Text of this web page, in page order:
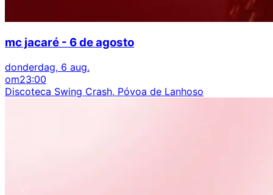
mc jacaré - 6 de agosto
donderdag, 6 aug.
om23:00
Discoteca Swing Crash, Póvoa de Lanhoso